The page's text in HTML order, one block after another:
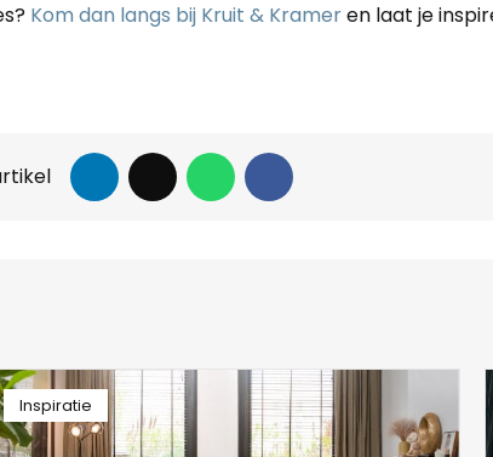
Kom dan langs bij Kruit & Krameren laat je
Inspiratie